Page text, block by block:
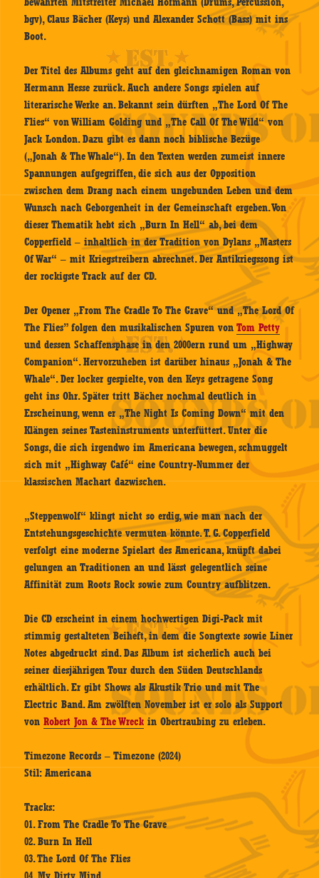
bgv), Claus Bächer (Keys) und Alexander Schott (Bass) mit ins
Boot.
Der Titel des Albums geht auf den gleichnamigen Roman von
Hermann Hesse zurück. Auch andere Songs spielen auf
literarische Werke an. Bekannt sein dürften „The Lord Of The
Flies“ von William Golding und „The Call Of The Wild“ von
Jack London. Dazu gibt es dann noch biblische Bezüge
(„Jonah & The Whale“). In den Texten werden zumeist innere
Spannungen aufgegriffen, die sich aus der Opposition
zwischen dem Drang nach einem ungebunden Leben und dem
Wunsch nach Geborgenheit in der Gemeinschaft ergeben. Von
dieser Thematik hebt sich „Burn In Hell“ ab, bei dem
Copperfield – inhaltlich in der Tradition von Dylans „Masters
Of War“ – mit Kriegstreibern abrechnet. Der Antikriegssong ist
der rockigste Track auf der CD.
Der Opener „From The Cradle To The Grave“ und „The Lord Of
The Flies” folgen den musikalischen Spuren vonTom Petty
und dessen Schaffensphase in den 2000ern rund um „Highway
Companion“. Hervorzuheben ist darüber hinaus „Jonah & The
Whale“. Der locker gespielte, von den Keys getragene Song
geht ins Ohr. Später tritt Bächer nochmal deutlich in
Erscheinung, wenn er „The Night Is Coming Down“ mit den
Klängen seines Tasteninstruments unterfüttert. Unter die
Songs, die sich irgendwo im Americana bewegen, schmuggelt
sich mit „Highway Café“ eine Country-Nummer der
klassischen Machart dazwischen.
„Steppenwolf“ klingt nicht so erdig, wie man nach der
Entstehungsgeschichte vermuten könnte. T. G. Copperfield
verfolgt eine moderne Spielart des Americana, knüpft dabei
gelungen an Traditionen an und lässt gelegentlich seine
Affinität zum Roots Rock sowie zum Country aufblitzen.
Die CD erscheint in einem hochwertigen Digi-Pack mit
stimmig gestalteten Beiheft, in dem die Songtexte sowie Liner
Notes abgedruckt sind. Das Album ist sicherlich auch bei
seiner diesjährigen Tour durch den Süden Deutschlands
erhältlich. Er gibt Shows als Akustik Trio und mit The
Electric Band. Am zwölften November ist er solo als Support
vonRobert Jon & The Wreck in Obertraubing zu erleben.
Timezone Records – Timezone (2024)
Stil: Americana
Tracks:
01. From The Cradle To The Grave
02. Burn In Hell
03. The Lord Of The Flies